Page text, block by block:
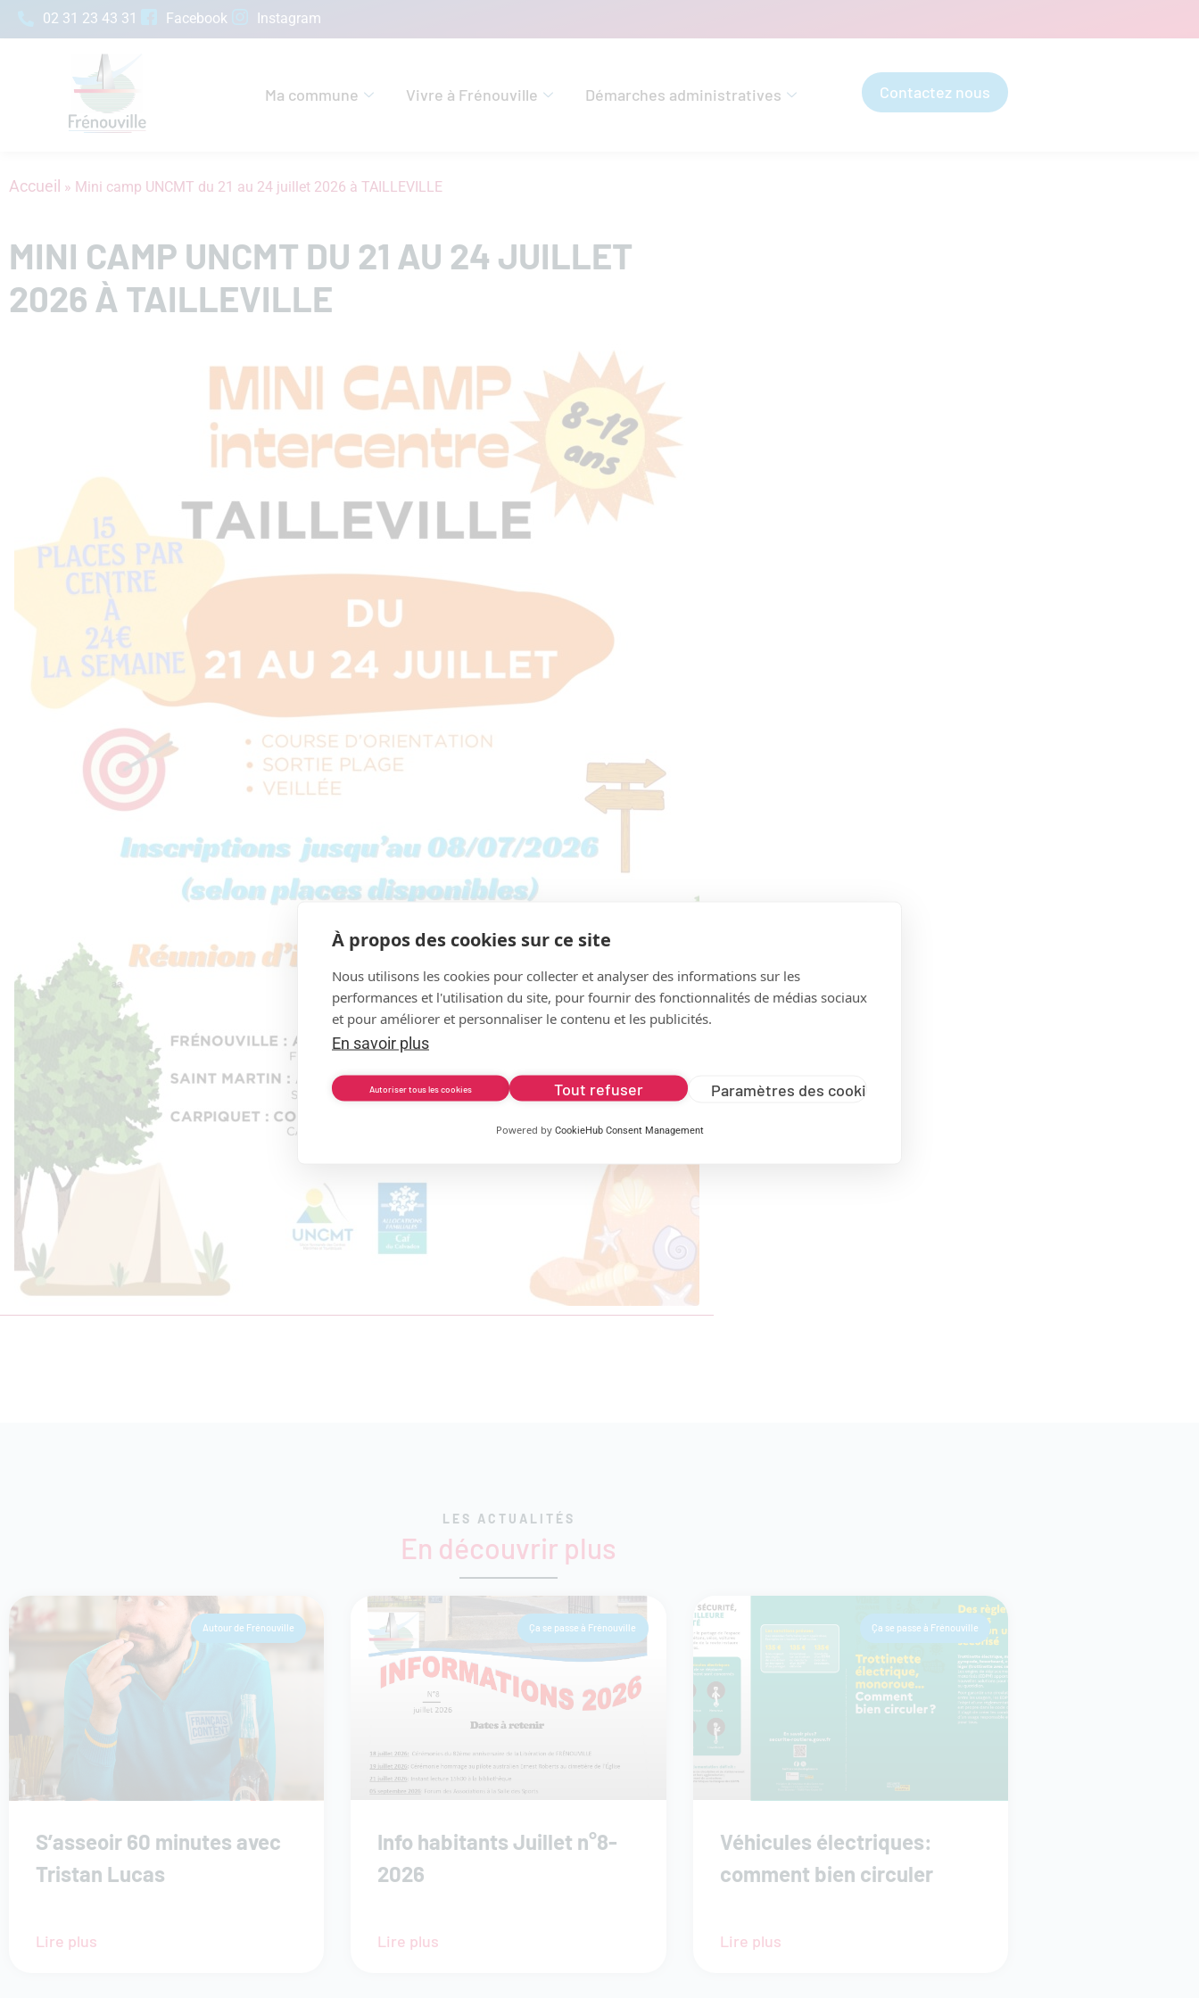
02 31 23 43 31 Facebook Instagram
Ma commune Vivre à Frénouville Démarches administratives Contactez nous
Accueil » Mini camp UNCMT du 21 au 24 juillet 2026 à TAILLEVILLE
MINI CAMP UNCMT DU 21 AU 24 JUILLET
2026 À TAILLEVILLE
LES ACTUALITÉS
En découvrir plus
Autour de Frénouville
S’asseoir 60 minutes avec
Tristan Lucas
Lire plus
Ça se passe à Frénouville
Info habitants Juillet n°8-
2026
Lire plus
Ça se passe à Frénouville
Véhicules électriques:
comment bien circuler
Lire plus
À propos des cookies sur ce site
Nous utilisons les cookies pour collecter et analyser des informations sur les
performances et l'utilisation du site, pour fournir des fonctionnalités de médias sociaux
et pour améliorer et personnaliser le contenu et les publicités.
En savoir plus
Autoriser tous les cookies Tout refuser Paramètres des cookies
Powered by CookieHub Consent Management